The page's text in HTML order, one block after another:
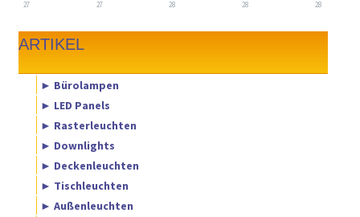
27 27 28 28 28
ARTIKEL
► Bürolampen
► LED Panels
► Rasterleuchten
► Downlights
► Deckenleuchten
► Tischleuchten
► Außenleuchten